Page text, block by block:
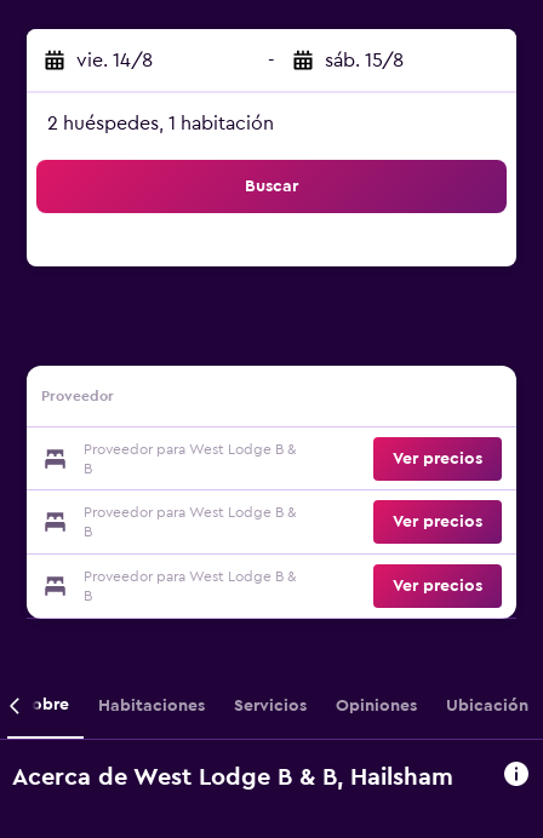
vie. 14/8 - sáb. 15/8
2 huéspedes, 1 habitación
Buscar
Proveedor
Proveedor para West Lodge B &
B
Ver precios
Proveedor para West Lodge B &
B
Ver precios
Proveedor para West Lodge B &
B
Ver precios
Sobre Habitaciones Servicios Opiniones Ubicación
Acerca de West Lodge B & B, Hailsham